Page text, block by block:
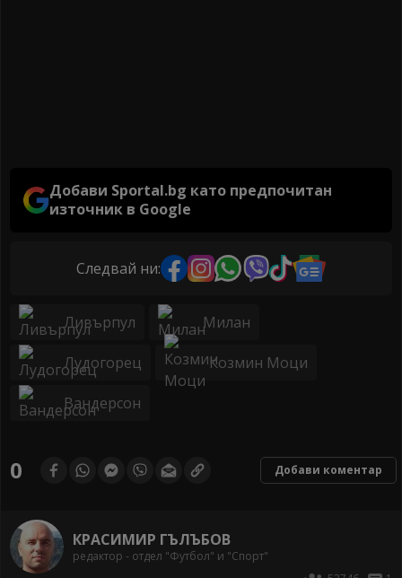
Добави Sportal.bg като предпочитан
източник в Google
Следвай ни:
Ливърпул Милан
Лудогорец Козмин Моци
Вандерсон
0 Добави коментар
КРАСИМИР ГЪЛЪБОВ
редактор - отдел "Футбол" и "Спорт"